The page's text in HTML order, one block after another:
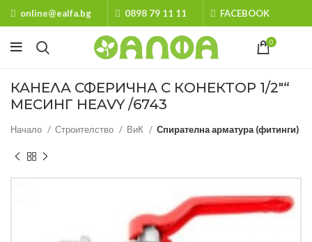
online@ealfa.bg 0898 79 11 11 FACEBOOK
0
КАНЕЛА СФЕРИЧНА С КОНЕКТОР 1/2″“
МЕСИНГ HEAVY /6743
Начало Строителство ВиК Спирателна арматура (фитинги)